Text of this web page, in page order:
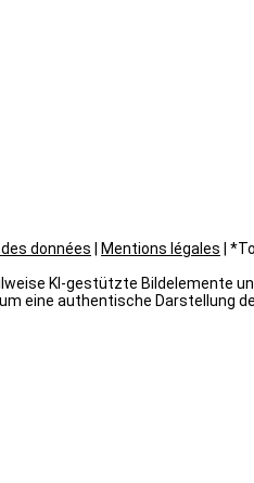
données Mentions légales |
KI-gestützte Bildelemente
eine authentische Darstellung